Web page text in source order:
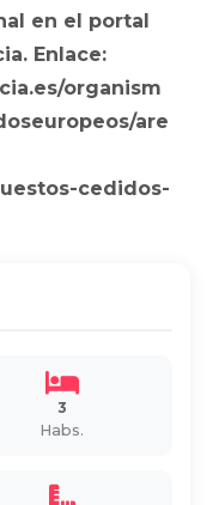
en el portal
Enlace:
organism
are
cedidos-
3
Habs.